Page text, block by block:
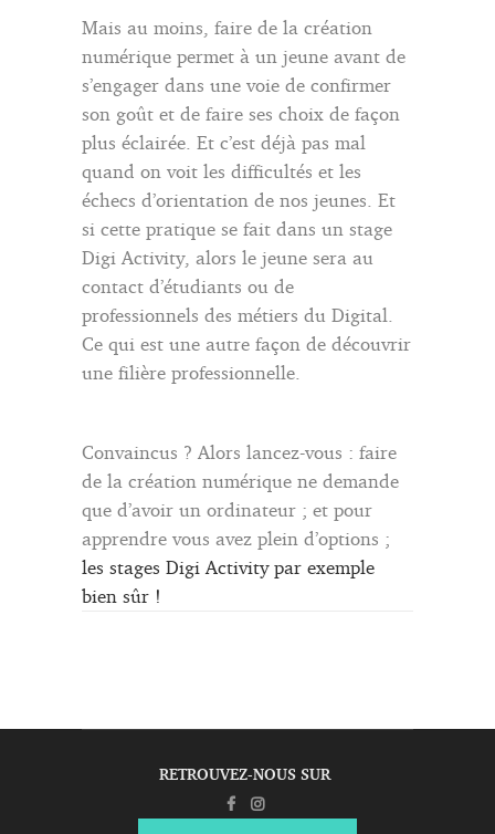
Mais au moins, faire de la création
numérique permet à un jeune avant de
s’engager dans une voie de confirmer
son goût et de faire ses choix de façon
plus éclairée. Et c’est déjà pas mal
quand on voit les difficultés et les
échecs d’orientation de nos jeunes. Et
si cette pratique se fait dans un stage
Digi Activity, alors le jeune sera au
contact d’étudiants ou de
professionnels des métiers du Digital.
Ce qui est une autre façon de découvrir
une filière professionnelle.
Convaincus ? Alors lancez-vous : faire
de la création numérique ne demande
que d’avoir un ordinateur ; et pour
apprendre vous avez plein d’options ;
les stages Digi Activity par exemple
bien sûr !
RETROUVEZ-NOUS SUR